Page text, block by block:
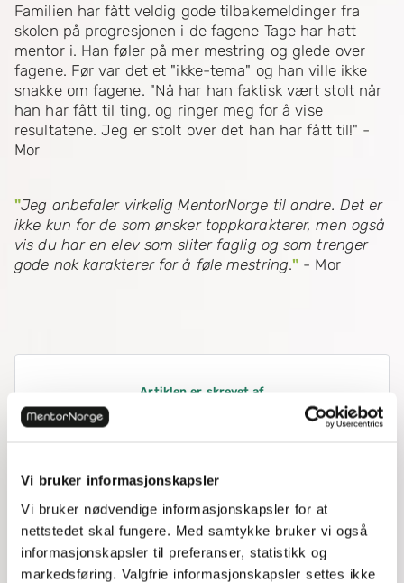
Vi bruker informasjonskapsler
Vi bruker nødvendige informasjonskapsler for at
nettstedet skal fungere. Med samtykke bruker vi også
informasjonskapsler til preferanser, statistikk og
markedsføring. Valgfrie informasjonskapsler settes ikke
Artiklen er skrevet af
Familien har fått veldig gode tilbakemeldinger fra
skolen på progresjonen i de fagene Tage har hatt
mentor i. Han føler på mer mestring og glede over
fagene. Før var det et "ikke-tema" og han ville ikke
snakke om fagene. "Nå har han faktisk vært stolt når
han har fått til ting, og ringer meg for å vise
resultatene. Jeg er stolt over det han har fått til!" -
Mor
"Jeg anbefaler virkelig MentorNorge til andre. Det er
ikke kun for de som ønsker toppkarakterer, men også
vis du har en elev som sliter faglig og som trenger
gode nok karakterer for å føle mestring." - Mor